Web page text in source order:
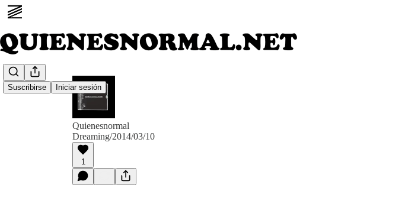
Suscribirse Iniciar sesión
Quienesnormal
Dreaming/2014/03/10
1